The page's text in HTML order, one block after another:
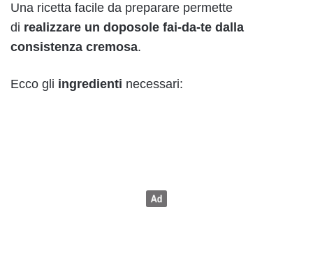
Una ricetta facile da preparare permette
di realizzare un doposole fai-da-te dalla
consistenza cremosa.
Ecco gli ingredienti necessari: